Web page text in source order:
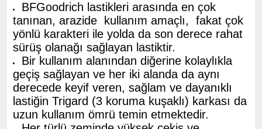
BFGoodrich lastikleri arasında en çok
tanınan, arazide kullanım amaçlı, fakat çok
yönlü karakteri ile yolda da son derece rahat
sürüş olanağı sağlayan lastiktir.
Bir kullanım alanından diğerine kolaylıkla
geçiş sağlayan ve her iki alanda da aynı
derecede keyif veren, sağlam ve dayanıklı
lastiğin Trigard (3 koruma kuşaklı) karkası da
uzun kullanım ömrü temin etmektedir.